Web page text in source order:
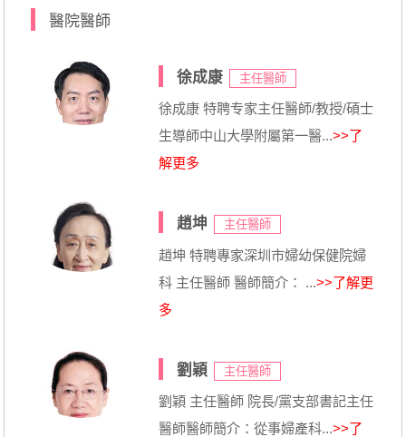
醫院醫師
徐成康 主任醫師
徐成康 特聘专家主任醫師/教授/碩士
生導師中山大學附屬第一醫...>>了
解更多
趙坤 主任醫師
趙坤 特聘專家深圳市婦幼保健院婦
科 主任醫師 醫師簡介： ...>>了解更
多
劉穎 主任醫師
劉穎 主任醫師 院長/黨支部書記主任
醫師醫師簡介：從事婦產科...>>了